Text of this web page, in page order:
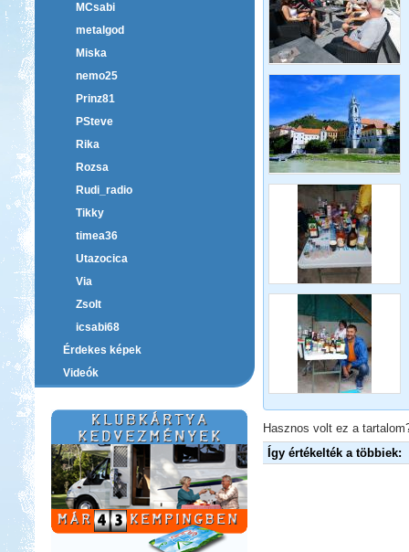
MCsabi
metalgod
Miska
nemo25
Prinz81
PSteve
Rika
Rozsa
Rudi_radio
Tikky
timea36
Utazocica
Via
Zsolt
icsabi68
Érdekes képek
Videók
Hasznos volt ez a
Így értékelték a többiek: